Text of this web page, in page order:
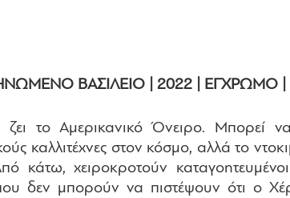
ΒΑΣΙΛΕΙΟ | 2022 | ΕΓΧΡΩΜΟ |
το Αμερικανικό Όνειρο. Μπορεί
καλλιτέχνες στον κόσμο, αλλά το
κάτω, χειροκροτούν
δεν μπορούν να πιστέψουν ότι ο